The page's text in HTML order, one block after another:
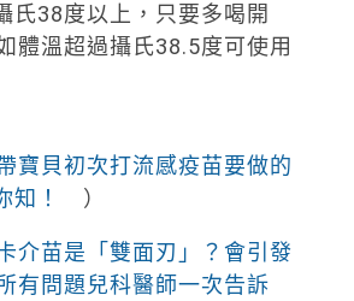
氏38度以上，只要多喝開
體溫超過攝氏38.5度可使用
寶貝初次打流感疫苗要做的
知！
）
介苗是「雙面刃」？會引發
有問題兒科醫師一次告訴